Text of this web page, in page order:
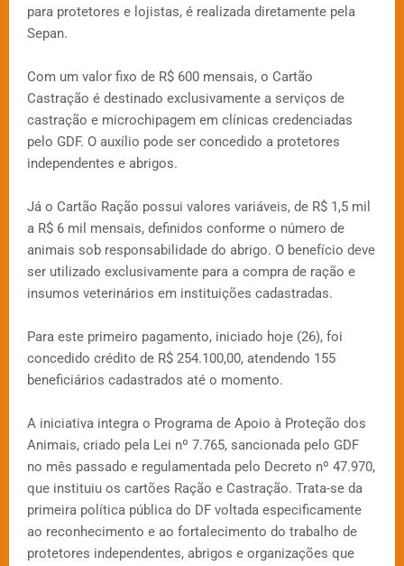
para protetores e lojistas, é realizada diretamente pela
Sepan.
Com um valor fixo de R$ 600 mensais, o Cartão
Castração é destinado exclusivamente a serviços de
castração e microchipagem em clínicas credenciadas
pelo GDF. O auxílio pode ser concedido a protetores
independentes e abrigos.
Já o Cartão Ração possui valores variáveis, de R$ 1,5 mil
a R$ 6 mil mensais, definidos conforme o número de
animais sob responsabilidade do abrigo. O benefício deve
ser utilizado exclusivamente para a compra de ração e
insumos veterinários em instituições cadastradas.
Para este primeiro pagamento, iniciado hoje (26), foi
concedido crédito de R$ 254.100,00, atendendo 155
beneficiários cadastrados até o momento.
A iniciativa integra o Programa de Apoio à Proteção dos
Animais, criado pela Lei nº 7.765, sancionada pelo GDF
no mês passado e regulamentada pelo Decreto nº 47.970,
que instituiu os cartões Ração e Castração. Trata-se da
primeira política pública do DF voltada especificamente
ao reconhecimento e ao fortalecimento do trabalho de
protetores independentes, abrigos e organizações que